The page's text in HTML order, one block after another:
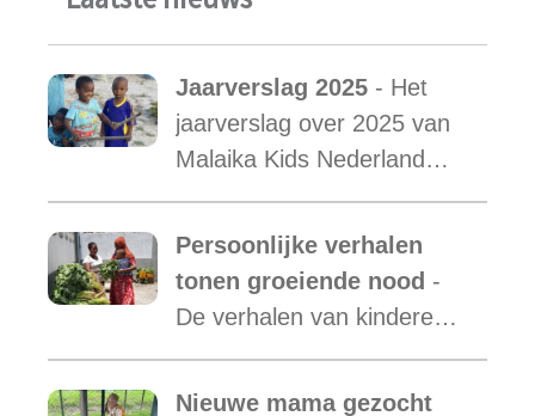
Jaarverslag 2025 - Het
jaarverslag over 2025 van
Malaika Kids Nederland
met daarin opgenomen het
verslag van de activiteiten
van Malaika Kids Tanzania
is uit.
Persoonlijke verhalen
tonen groeiende nood -
De verhalen van kinderen
laten zien hoe essentieel
onze ondersteuning is,
Nieuwe mama gezocht